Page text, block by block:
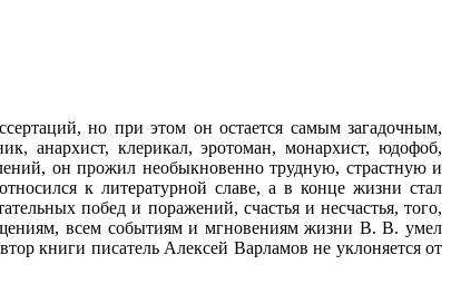
но при этом он остается самым загадочным,
анархист, клерикал, эротоман, монархист, юдофоб,
он прожил необыкновенно трудную, страстную и
к литературной славе, а в конце жизни стал
побед и поражений, счастья и несчастья, того,
всем событиям и мгновениям жизни В. В. умел
книги писатель Алексей Варламов не уклоняется от